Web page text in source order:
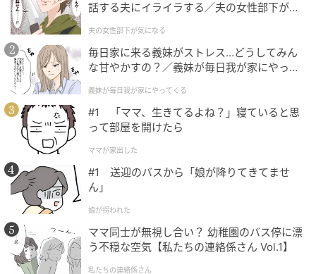
ミュージックビデオは1000万回再生を超え、デビュー
曲の『Mi*light』と『HANAMARU』も500万回再生を
突破した。
次の記事
「自分たちがイケメンってこと忘れてる」 紅
しょうが、5人組日本人ボーイズグループのビ
ラ配りに“ガチ指摘”
話する夫にイライラする／夫の女性部下が気
夫の女性部下が気になる
毎日家に来る義妹がストレス…どうしてみん
な甘やかすの？／義妹が毎日我が家にやって
が】
義妹が毎日我が家にやってくる
#1 「ママ、生きてるよね？」寝ていると思
って部屋を開けたら
ママが家出した
#1 送迎のバスから「娘が降りてきてませ
ん」
娘が拐われた
ママ同士が無視し合い？ 幼稚園のバス停に漂
う不穏な空気【私たちの連絡係さん Vol.1】
私たちの連絡係さん